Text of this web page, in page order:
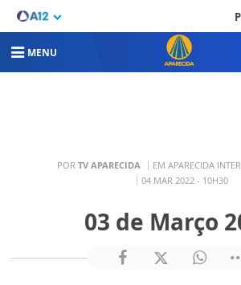
MENU
POR TV APARECIDA
EM APARECIDA
04 MAR 2022 - 10H30
03 de Março